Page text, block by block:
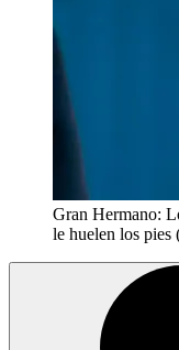
Gran Hermano:
le huelen los pies